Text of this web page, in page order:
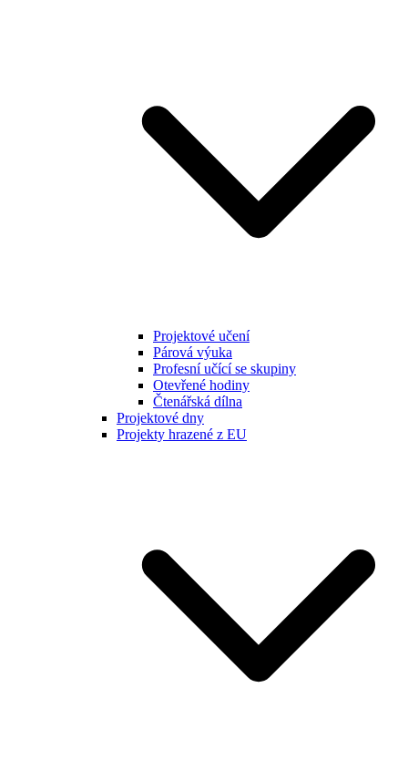
Projektové učení
Párová výuka
Profesní učící se skupiny
Otevřené hodiny
Čtenářská dílna
Projektové dny
Projekty hrazené z EU